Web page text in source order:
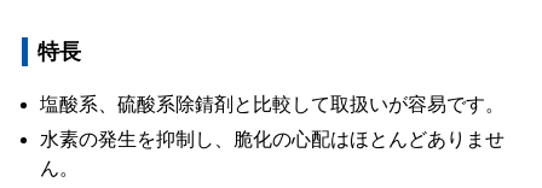
特長
塩酸系、硫酸系除錆剤と比較して取扱いが容易です。
水素の発生を抑制し、脆化の心配はほとんどありませ
ん。